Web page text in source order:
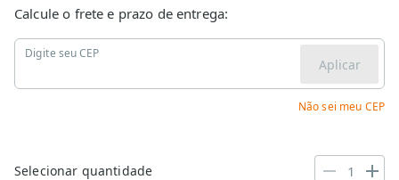
Calcule o frete e prazo de entrega:
Digite seu CEP
Aplicar
Não sei meu CEP
Selecionar quantidade